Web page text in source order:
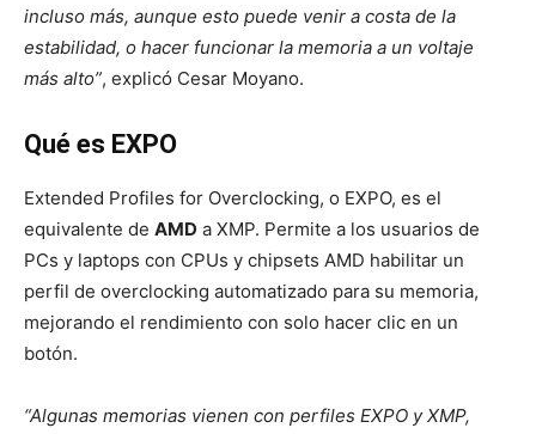
incluso más, aunque esto puede venir a costa de la
estabilidad, o hacer funcionar la memoria a un voltaje
más alto”, explicó Cesar Moyano.
Qué es EXPO
Extended Profiles for Overclocking, o EXPO, es el
equivalente de AMD a XMP. Permite a los usuarios de
PCs y laptops con CPUs y chipsets AMD habilitar un
perfil de overclocking automatizado para su memoria,
mejorando el rendimiento con solo hacer clic en un
botón.
“Algunas memorias vienen con perfiles EXPO y XMP,